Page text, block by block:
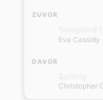
ZUVOR
Eva Cassidy
DAVOR
Christopher